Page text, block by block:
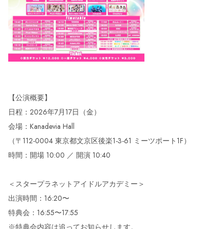
【公演概要】
日程：2026年7月17日（金）
会場：Kanadevia Hall
（〒112-0004 東京都文京区後楽1-3-61 ミーツポート1F）
時間：開場 10:00 ／ 開演 10:40
＜スタープラネットアイドルアカデミー＞
出演時間：16:20〜
特典会：16:55〜17:55
※特典会内容は追ってお知らせします。